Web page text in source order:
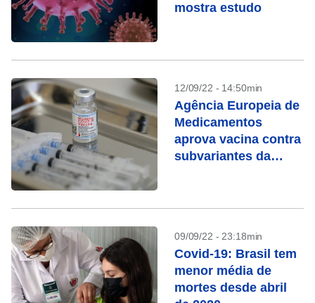
mostra estudo
12/09/22 - 14:50min
Agência Europeia de
Medicamentos
aprova vacina contra
subvariantes da
09/09/22 - 23:18min
Covid-19: Brasil tem
menor média de
mortes desde abril